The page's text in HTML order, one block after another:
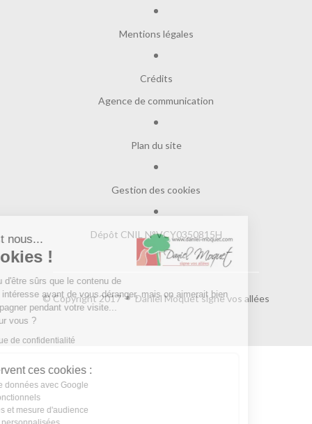
Mentions légales
Crédits
Agence de communication
Plan du site
Gestion des cookies
Dépôt CNIL N°VCY0350815H
© Copyright 2017 Daniel Moquet signe vos allées
Salut c'est nous...
les Cookies !
On a attendu d'être sûrs que le contenu de
ce site vous intéresse avant de vous déranger, mais on aimerait bien
vous accompagner pendant votre visite...
C'est OK pour vous ?
Lire la politique de confidentialité
À quoi servent ces cookies :
Partage de données avec Google
Cookies fonctionnels
Statistiques et mesure d'audience